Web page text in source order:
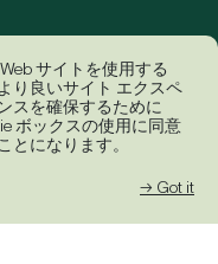
サイトを使用する
り良いサイト エクスペ
スを確保するために
ボックスの使用に同意
とになります。
→ Got it